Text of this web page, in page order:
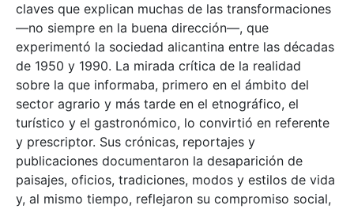
claves que explican muchas de las transformaciones
—no siempre en la buena dirección—, que
experimentó la sociedad alicantina entre las décadas
de 1950 y 1990. La mirada crítica de la realidad
sobre la que informaba, primero en el ámbito del
sector agrario y más tarde en el etnográfico, el
turístico y el gastronómico, lo convirtió en referente
y prescriptor. Sus crónicas, reportajes y
publicaciones documentaron la desaparición de
paisajes, oficios, tradiciones, modos y estilos de vida
y, al mismo tiempo, reflejaron su compromiso social,